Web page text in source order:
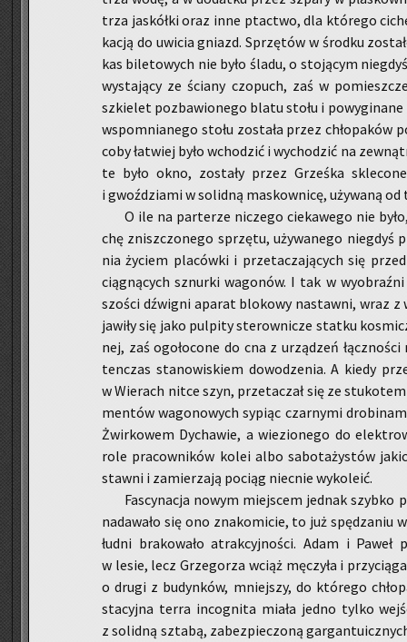
trza ja­skół­ki oraz inne ptac­two, dla któ­re­go
ka­cją do uwi­cia gniazd. Sprzę­tów w środ­ku
kas bi­le­to­wych nie było śladu, o sto­ją­cym
wy­sta­ją­cy ze ścia­ny czo­puch, zaś w
szkie­let po­zba­wio­ne­go blatu stołu i
wspo­mnia­ne­go stołu zo­sta­ła przez chło­pa­ków
coby ła­twiej było wcho­dzić i wy­cho­dzić na
te było okno, zo­sta­ły przez Grześ­ka
i gwoź­dzia­mi w so­lid­ną ma­skow­ni­cę, uży­wa­ną od
O ile na par­te­rze ni­cze­go cie­ka­we­go nie
chę znisz­czo­ne­go sprzę­tu, uży­wa­ne­go nie­gdyś
nia ży­ciem pla­ców­ki i prze­ta­cza­ją­cych się
cią­gną­cych sznur­ki wa­go­nów. I tak w
szo­ści dźwi­gni apa­rat blo­ko­wy na­staw­ni, wraz
ja­wi­ły się jako pul­pi­ty ste­row­ni­cze stat­ku
nej, zaś ogo­ło­co­ne do cna z urzą­dzeń
ten­czas sta­no­wi­skiem do­wo­dze­nia. A kiedy
w Wie­rach nitce szyn, prze­ta­czał się ze
men­tów wa­go­no­wych sy­piąc czar­ny­mi
Żwir­ko­wem Dy­cha­wie, a wie­zio­ne­go do
role pra­cow­ni­ków kolei albo sa­bo­ta­ży­stów
staw­ni i za­mie­rza­ją po­ciąg nie­cnie wy­ko­le­ić.
Fa­scy­na­cja nowym miej­scem jed­nak szyb­ko
nada­wa­ło się ono zna­ko­mi­cie, to już spę­dza­niu
łu­dni bra­ko­wa­ło atrak­cyj­no­ści. Adam i
w lesie, lecz Grze­go­rza wciąż mę­czy­ła i
o drugi z bu­dyn­ków, mniej­szy, do któ­re­go
sta­cyj­na terra in­co­gni­ta miała jedno tylko
z so­lid­ną szta­bą, za­bez­pie­czo­ną